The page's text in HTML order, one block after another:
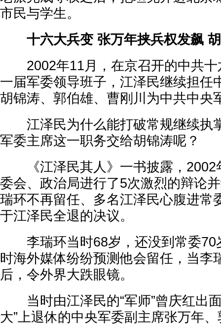
市民与学生。
十六大兵变 张万年挟兵权发飙
2002年11月，在京召开的中共十
一届军委领导班子，江泽民继续担任
胡锦涛、郭伯雄、曹刚川为中共中央
江泽民为什么能打破常规继续执
军委主席这一职务交给胡锦涛呢？
《江泽民其人》一书披露，2002
委会、政治局进行了5次激烈的辩论
瑞环不再留任、多名江泽民心腹进常
于江泽民全退的决议。
李瑞环当时68岁，还没到常委70
时海外媒体纷纷预测他会留任，当李
后，令外界大跌眼镜。
当时由江泽民的“军师”曾庆红出面
大”上退休的中央军委副主席张万年